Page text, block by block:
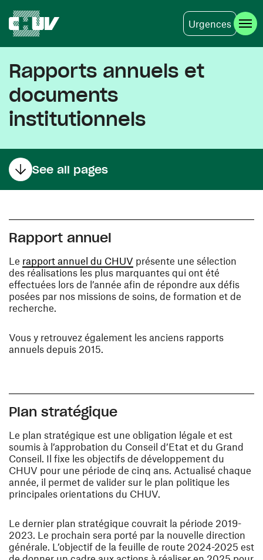
Urgences
Rapports annuels et
documents
institutionnels
See all pages
Rapport annuel
Le rapport annuel du CHUV (opens in a new window)
présente une sélection
des réalisations les plus marquantes qui ont été
effectuées lors de l’année afin de répondre aux défis
posées par nos missions de soins, de formation et de
recherche.
Vous y retrouvez également les anciens rapports
annuels depuis 2015.
Plan stratégique
Le plan stratégique est une obligation légale et est
soumis à l’approbation du Conseil d’Etat et du Grand
Conseil. Il fixe les objectifs de développement du
CHUV pour une période de cinq ans. Actualisé chaque
année, il permet de valider sur le plan politique les
principales orientations du CHUV.
Le dernier plan stratégique couvrait la période 2019-
2023. Le prochain sera porté par la nouvelle direction
générale. L’objectif de la feuille de route 2024-2025 est